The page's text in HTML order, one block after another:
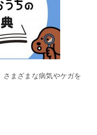
さまざまな病気やケガを